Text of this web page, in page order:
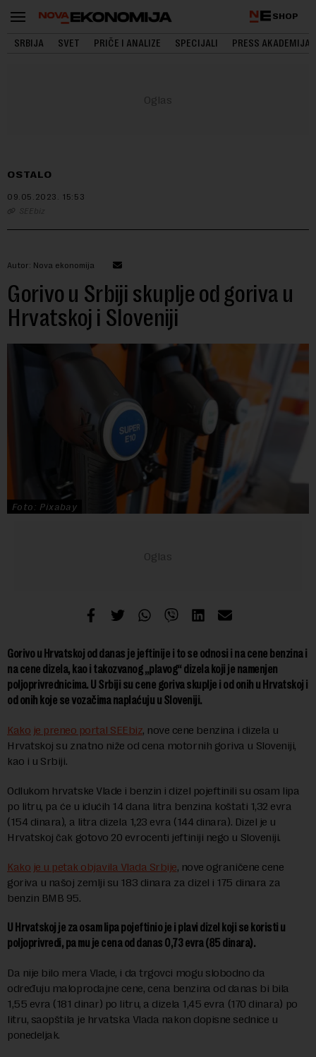
SHOP
SRBIJA SVET PRIČE I ANALIZE SPECIJALI PRESS AKADEMIJA
OSTALO
09.05.2023. 15:53
SEEbiz
Autor: Nova ekonomija
Gorivo u Srbiji skuplje od goriva u
Hrvatskoj i Sloveniji
Foto: Pixabay
Gorivo u Hrvatskoj od danas je jeftinije i to se odnosi i na cene benzina i
na cene dizela, kao i takozvanog „plavog“ dizela koji je namenjen
poljoprivrednicima. U Srbiji su cene goriva skuplje i od onih u Hrvatskoj i
od onih koje se vozačima naplaćuju u Sloveniji.
Kako je preneo portal SEEbiz, nove cene benzina i dizela u
Hrvatskoj su znatno niže od cena motornih goriva u Sloveniji,
kao i u Srbiji.
Odlukom hrvatske Vlade i benzin i dizel pojeftinili su osam lipa
po litru, pa će u idućih 14 dana litra benzina koštati 1,32 evra
(154 dinara), a litra dizela 1,23 evra (144 dinara). Dizel je u
Hrvatskoj čak gotovo 20 evrocenti jeftiniji nego u Sloveniji.
Kako je u petak objavila Vlada Srbije, nove ograničene cene
goriva u našoj zemlji su 183 dinara za dizel i 175 dinara za
benzin BMB 95.
U Hrvatskoj je za osam lipa pojeftinio je i plavi dizel koji se koristi u
poljoprivredi, pa mu je cena od danas 0,73 evra (85 dinara).
Da nije bilo mera Vlade, i da trgovci mogu slobodno da
određuju maloprodajne cene, cena benzina od danas bi bila
1,55 evra (181 dinar) po litru, a dizela 1,45 evra (170 dinara) po
litru, saopštila je hrvatska Vlada nakon dopisne sednice u
ponedeljak.